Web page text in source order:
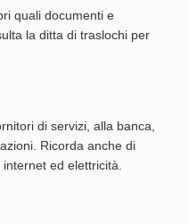
quali documenti e
la ditta di traslochi per
di servizi, alla banca,
Ricorda anche di
ed elettricità.